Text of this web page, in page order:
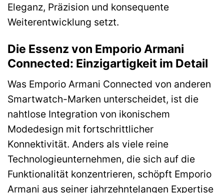
Eleganz, Präzision und konsequente
Weiterentwicklung setzt.
Die Essenz von Emporio Armani
Connected: Einzigartigkeit im Detail
Was Emporio Armani Connected von anderen
Smartwatch-Marken unterscheidet, ist die
nahtlose Integration von ikonischem
Modedesign mit fortschrittlicher
Konnektivität. Anders als viele reine
Technologieunternehmen, die sich auf die
Funktionalität konzentrieren, schöpft Emporio
Armani aus seiner jahrzehntelangen Expertise